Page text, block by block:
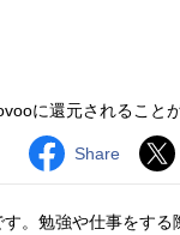
に還元されることが
Share
。勉強や仕事をする